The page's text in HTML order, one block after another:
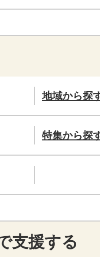
地域から探
特集から探
支援する